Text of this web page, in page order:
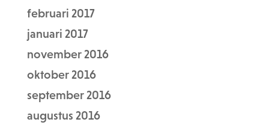
februari 2017
januari 2017
november 2016
oktober 2016
september 2016
augustus 2016